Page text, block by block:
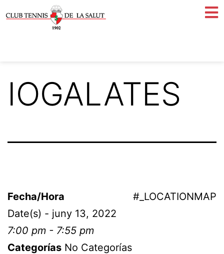
IOGALATES
#_LOCATIONMAP
Fecha/Hora
Date(s) - juny 13, 2022
7:00 pm - 7:55 pm
Categorías No Categorías